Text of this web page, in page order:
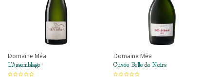
Domaine Méa
L'Assemblage
Domaine Méa
Cuvée Belle de Noirs